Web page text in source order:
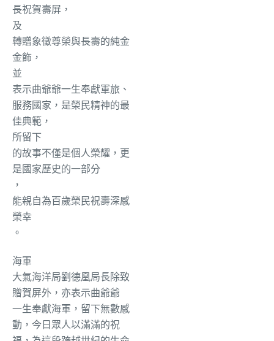
長祝賀壽屏，
及
轉贈象徵尊榮與長壽的純金
金飾，
並
表示曲爺爺一生奉獻軍旅、
服務國家，是榮民精神的最
佳典範，
所留下
的故事不僅是個人榮耀，更
是國家歷史的一部分
，
能親自為百歲榮民祝壽深感
榮幸
。
海軍
大氣海洋局劉德凰局長除致
贈賀屏外，亦表示曲爺爺
一生奉獻海軍，留下無數感
動，今日眾人以滿滿的祝